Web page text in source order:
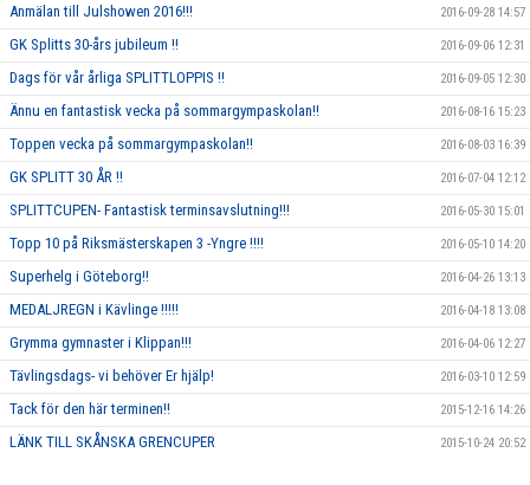
Anmälan till Julshowen 2016!!! 2016-09-28 14:57
GK Splitts 30-års jubileum !! 2016-09-06 12:31
Dags för vår årliga SPLITTLOPPIS !! 2016-09-05 12:30
Ännu en fantastisk vecka på sommargympaskolan!! 2016-08-16 15:23
Toppen vecka på sommargympaskolan!! 2016-08-03 16:39
GK SPLITT 30 ÅR !! 2016-07-04 12:12
SPLITTCUPEN- Fantastisk terminsavslutning!!! 2016-05-30 15:01
Topp 10 på Riksmästerskapen 3 -Yngre !!!! 2016-05-10 14:20
Superhelg i Göteborg!! 2016-04-26 13:13
MEDALJREGN i Kävlinge !!!!! 2016-04-18 13:08
Grymma gymnaster i Klippan!!! 2016-04-06 12:27
Tävlingsdags- vi behöver Er hjälp! 2016-03-10 12:59
Tack för den här terminen!! 2015-12-16 14:26
LÄNK TILL SKÅNSKA GRENCUPER 2015-10-24 20:52